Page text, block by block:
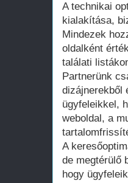
A technikai
kialakítása,
Mindezek
oldalként
találati
Partnerünk
dizájnerekből
ügyfeleikkel,
weboldal, a
A
de megtérülő
hogy